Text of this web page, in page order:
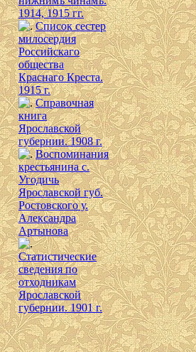
1914, 1915 гг.
Список сестер
милосердия
Российскаго
общества
Краснаго Креста.
1915 г.
Справочная
книга
Ярославской
губернии. 1908 г.
Воспоминания
крестьянина с.
Угодичь
Ярославской губ.
Ростовского у.
Александра
Артынова
Cтатистические
сведения по
отходникам
Ярославской
губернии. 1901 г.